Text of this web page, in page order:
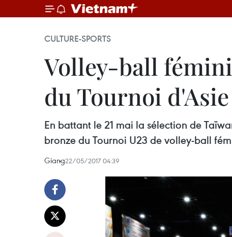
CULTURE-SPORTS
Volley-ball
du Tournoi d'Asie
En battant le 21 mai la sélection de
bronze du Tournoi U23 de volley-ball
Giang22/05/2017 04:39